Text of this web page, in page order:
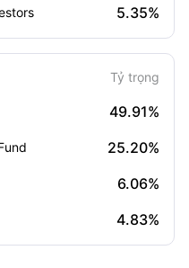
5.35%
Tỷ trọng
49.91%
25.20%
6.06%
4.83%